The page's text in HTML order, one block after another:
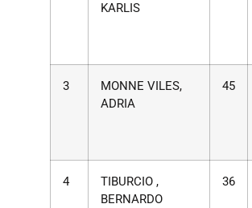
KARLIS
3
MONNE VILES,
ADRIA
45
4
TIBURCIO ,
BERNARDO
36